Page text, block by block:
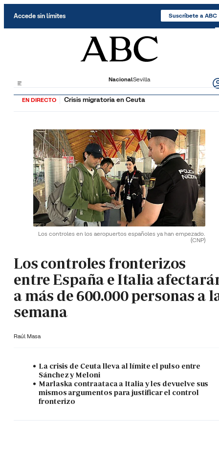
Accede sin límites Suscríbete a ABC
NacionalSevilla
EN DIRECTO Crisis migratoria en Ceuta
Los controles en los aeropuertos españoles ya han empezado.
(CNP)
Los controles fronterizos
entre España e Italia
a más de 600.000 personas a
semana
Raúl Masa
La crisis de Ceuta lleva al límite el pulso entre
Sánchez y Meloni
Marlaska contraataca a Italia y les devuelve sus
mismos argumentos para justificar el control
fronterizo